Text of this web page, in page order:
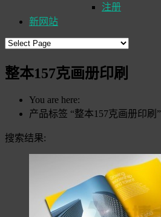
注册
新网站
整本157克画册印刷
You are here:
产品标签 “整本157克画册印刷”
搜索结果: